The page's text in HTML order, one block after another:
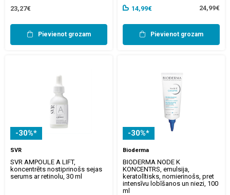
23,27€
Pievienot grozam
14,99€
24,99€
Pievienot grozam
-30%*
SVR
SVR AMPOULE A LIFT,
koncentrēts nostiprinošs sejas
serums ar retinolu, 30 ml
-30%*
Bioderma
BIODERMA NODE K
KONCENTRS, emulsija,
keratolītisks, nomierinošs, pret
intensīvu lobīšanos un niezi, 100
ml